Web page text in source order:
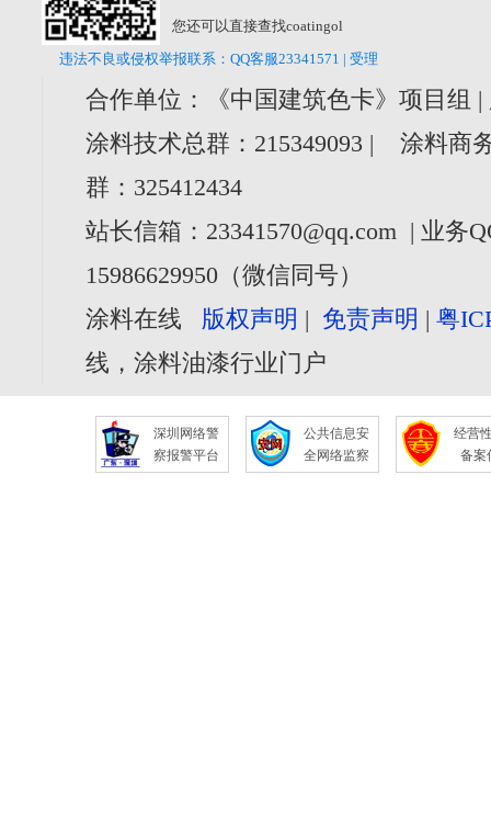
您还可以直接查找coatingol
违法不良或侵权举报联系：QQ客服23341571 | 受理
合作单位：《中国建筑色卡》项目组
涂料技术总群：215349093 | 涂料商
群：325412434
站长信箱：23341570@qq.com | 业务
15986629950（微信同号）
涂料在线 版权声明 | 免责声明 |粤
线，涂料油漆行业门户
深圳网络警
察报警平台
公共信息安
全网络监察
经营
备案